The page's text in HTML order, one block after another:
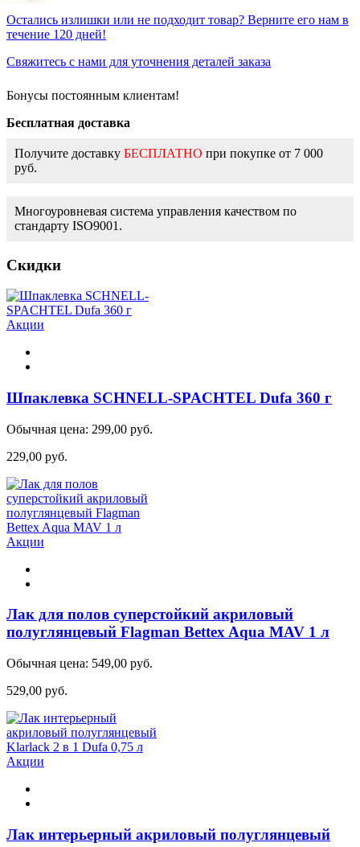
Остались излишки или не подходит товар? Верните его нам в
течение 120 дней!
Свяжитесь с нами для уточнения деталей заказа
Бонусы постоянным клиентам!
Бесплатная доставка
Получите доставку БЕСПЛАТНО при покупке от 7 000
руб.
Многоуровневая система управления качеством по
стандарту ISO9001.
Скидки
Акции
Шпаклевка SCHNELL-SPACHTEL Dufa 360 г
Обычная цена: 299,00 руб.
229,00 руб.
Акции
Лак для полов суперстойкий акриловый
полуглянцевый Flagman Bettex Aqua MAV 1 л
Обычная цена: 549,00 руб.
529,00 руб.
Акции
Лак интерьерный акриловый полуглянцевый